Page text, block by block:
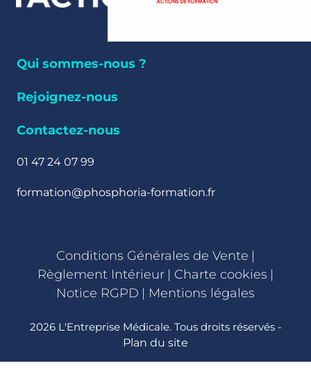
Qui sommes-nous ?
Rejoignez-nous
Contactez-nous
01 47 24 07 99
formation@phosphoria-formation.fr
Conditions Générales de Vente |
Règlement Intérieur | Charte cookies |
Notice RGPD | Mentions légales
2026 L'Entreprise Médicale. Tous droits réservés -
Plan du site